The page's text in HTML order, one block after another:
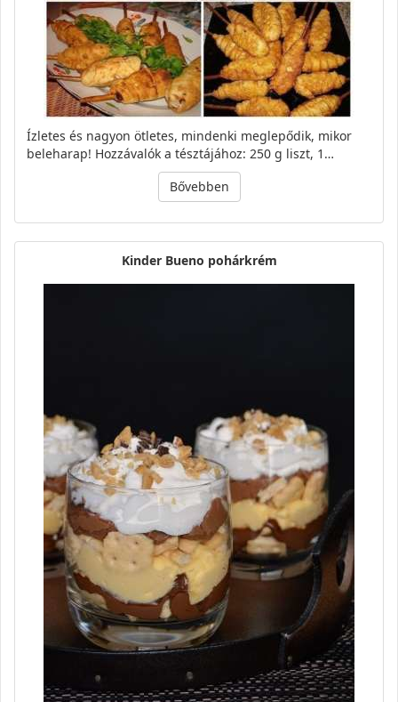
Ízletes és nagyon ötletes, mindenki meglepődik, mikor
beleharap! Hozzávalók a tésztájához: 250 g liszt, 1…
Bővebben
Kinder Bueno pohárkrém